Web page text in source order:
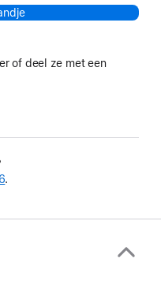
of deel ze met een
.